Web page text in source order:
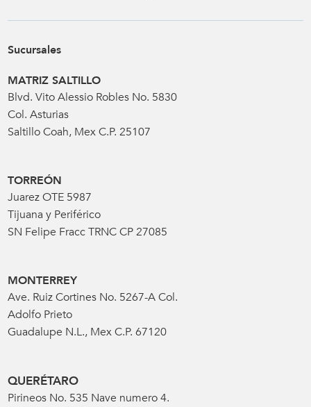
Sucursales
MATRIZ SALTILLO
Blvd. Vito Alessio Robles No. 5830
Col. Asturias
Saltillo Coah, Mex C.P. 25107
TORREÓN
Juarez OTE 5987
Tijuana y Periférico
SN Felipe Fracc TRNC CP 27085
MONTERREY
Ave. Ruiz Cortines No. 5267-A Col.
Adolfo Prieto
Guadalupe N.L., Mex C.P. 67120
QUERÉTARO
Pirineos No. 535 Nave numero 4.